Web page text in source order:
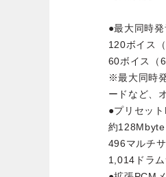
●最大同時発
120ボイス
60ボイス（
※最大同時
ードなど、
●プリセッ
約128Mbyte
496マルチ
1,014ドラ